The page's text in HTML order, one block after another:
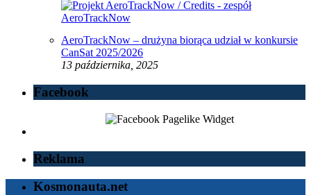
AeroTrackNow – drużyna biorąca udział w konkursie
CanSat 2025/2026
13 października, 2025
Facebook
Reklama
Kosmonauta.net